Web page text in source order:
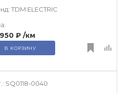
TDM ЕLECTRIC
950 ₽ /км
В КОРЗИНУ
SQ0118-0040